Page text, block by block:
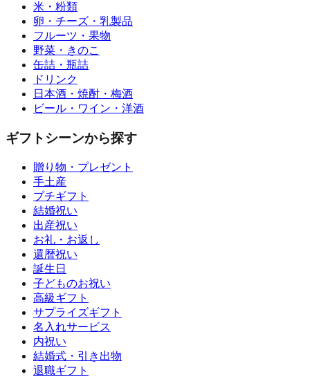
米・粉類
卵・チーズ・乳製品
フルーツ・果物
野菜・きのこ
缶詰・瓶詰
ドリンク
日本酒・焼酎・梅酒
ビール・ワイン・洋酒
ギフトシーンから探す
贈り物・プレゼント
手土産
プチギフト
結婚祝い
出産祝い
お礼・お返し
還暦祝い
誕生日
子どものお祝い
高級ギフト
サプライズギフト
名入れサービス
内祝い
結婚式・引き出物
退職ギフト